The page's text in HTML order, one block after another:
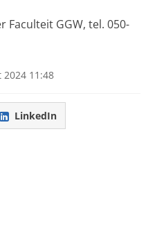
Faculteit GGW, tel. 050-
11:48
LinkedIn